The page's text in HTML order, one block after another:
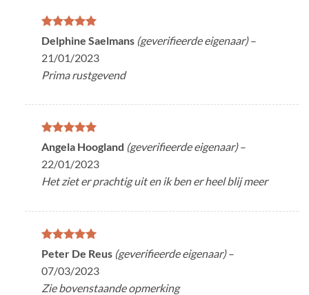
Gewaardeerd
5uit 5
Delphine Saelmans (geverifieerde eigenaar) –
21/01/2023
Prima rustgevend
Gewaardeerd
5 uit 5
Angela Hoogland (geverifieerde eigenaar) –
22/01/2023
Het ziet er prachtig uit en ik ben er heel blij meer
Gewaardeerd
5 uit 5
Peter De Reus (geverifieerde eigenaar) –
07/03/2023
Zie bovenstaande opmerking